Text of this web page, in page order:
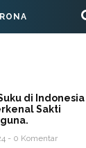
di Indonesia
Sakti
- 0 Komentar